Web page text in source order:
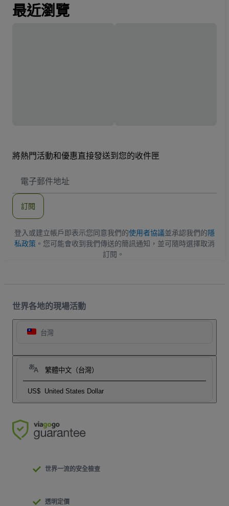
最近瀏覽
將熱門活動和優惠直接發送到您的收件匣
子
地
訂閱
登入或建立帳戶即表示您同意我們的使用者協議並承認我們的隱
私政策 。您可能會收到我們傳送的簡訊通知，並可隨時選擇取消
訂閱。
世界各地的現場活動
台灣
繁體中文（台灣）
US$ United States Dollar
世界一流的安全檢查
透明定價